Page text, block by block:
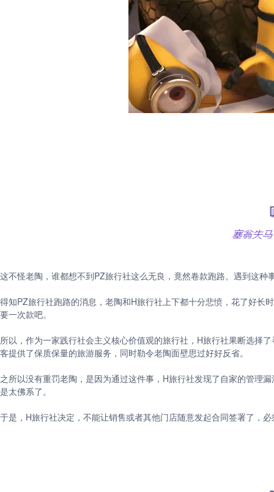
这不怪老陶，谁都想不到PZ旅行社这么无良，竟然卷款跑路。遇到这种
得知PZ旅行社跑路的消息，老陶和H旅行社上下都十分悲愤，花了好长
要一次款吧。
所以，作为一家践行社会主义核心价值观的旅行社，H旅行社果断选择
客提供了保质保量的旅游服务，同时勒令老陶面壁思过好好反省。
之所以没有重罚老陶，是因为通过这件事，H旅行社发现了自家的管理
是太佛系了。
于是，H旅行社决定，不能让销售或者其他门店随意发起合同签署了，